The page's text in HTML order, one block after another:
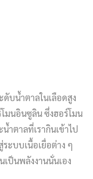
ดับน้ำตาลในเลือดสูง
มนอินซูลิน ซึ่งฮอร์โมน
ำตาลที่เรากินเข้าไป
ะบบเนื้อเยื่อต่าง ๆ
ป็นพลังงานนั่นเอง